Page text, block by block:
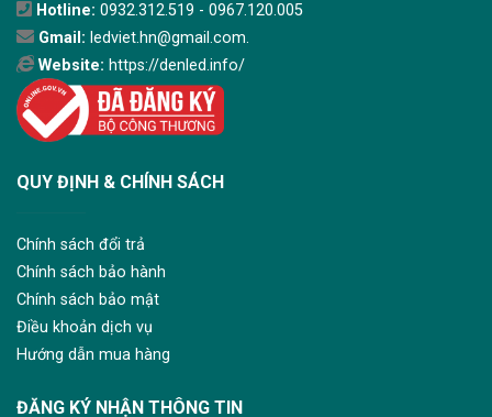
Hotline: 0932.312.519 - 0967.120.005
Gmail: ledviet.hn@gmail.com.
Website: https://denled.info/
QUY ĐỊNH & CHÍNH SÁCH
Chính sách đổi trả
Chính sách bảo hành
Chính sách bảo mật
Điều khoản dịch vụ
Hướng dẫn mua hàng
ĐĂNG KÝ NHẬN THÔNG TIN